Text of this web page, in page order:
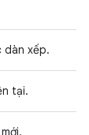
dàn xếp.
tại.